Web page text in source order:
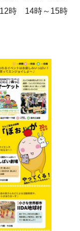
時 14時～15時